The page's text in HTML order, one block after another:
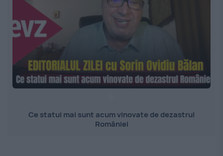
Ce statui mai sunt acum vinovate de dezastrul
României